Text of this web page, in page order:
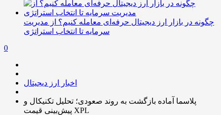
چگونه در بازار ارز دیجیتال حرفه‌ای معامله کنیم؟ از مدیریت
سرمایه تا انتخاب استراتژی
0
اخبار ارز دیجیتال
پلاسما آماده بازگشت به روند صعودی؛ تحلیل تکنیکال و
پیش‌بینی قیمت XPL